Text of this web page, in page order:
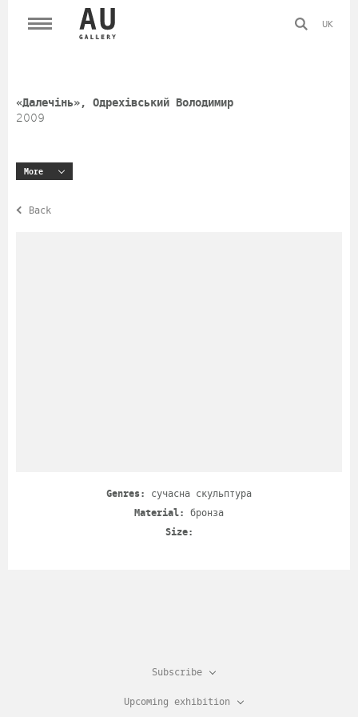
UK
«Далечінь», Одрехівський Володимир
2009
More
Back
Genres: сучасна скульптура
Material: бронза
Size:
Subscribe
Upcoming exhibition